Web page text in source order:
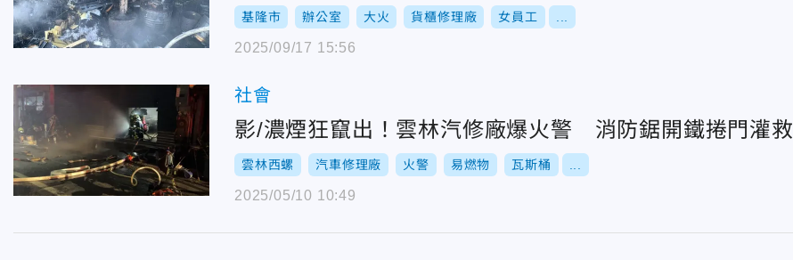
基隆市 辦公室 大火 貨櫃修理廠 女員工
2025/09/17 15:56
社會
影/濃煙狂竄出！雲林汽修廠爆火警 消防鋸開鐵捲門灌救
雲林西螺 汽車修理廠 火警 易燃物 瓦斯桶
2025/05/10 10:49